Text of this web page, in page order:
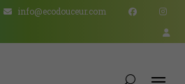
info@ecodouceur.com